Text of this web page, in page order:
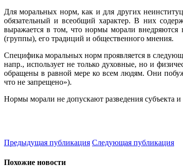
Для моральных норм, как и для других
обязательный и всеобщий характер. В них
выражается в том, что нормы морали внедряются
(группы), его традиций и общественного мнения.
Специфика моральных норм проявляется в
напр., использует не только духовные, но и
обращены в равной мере ко всем людям. Они
что не запрещено»).
Нормы морали не допускают разведения субъекта
Предыдущая публикация Следующая публикация
Похожие новости